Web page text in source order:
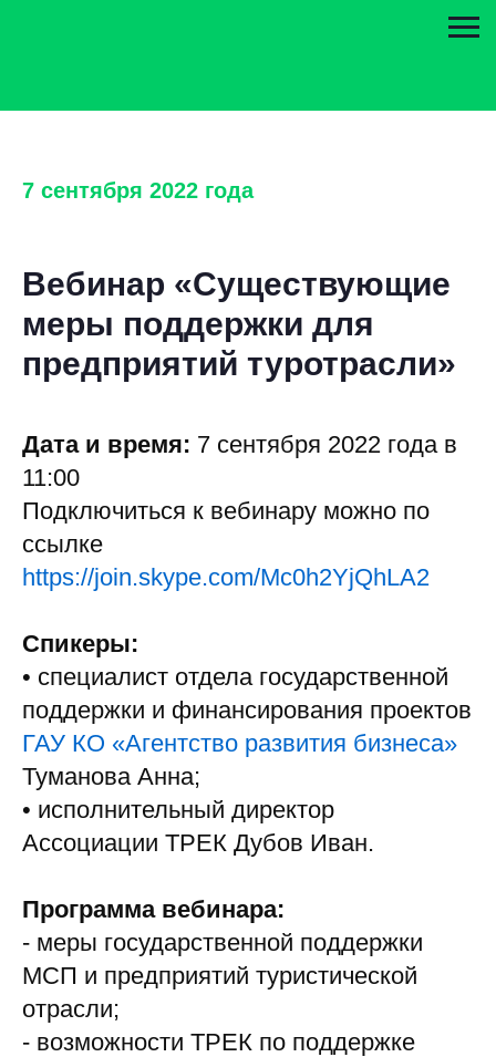
7 сентября 2022 года
Вебинар «Существующие
меры поддержки для
предприятий туротрасли»
Дата и время: 7 сентября 2022 года в
11:00
Подключиться к вебинару можно по
ссылке
https://join.skype.com/Mc0h2YjQhLA2
Спикеры:
• специалист отдела государственной
поддержки и финансирования проектов
ГАУ КО «Агентство развития бизнеса»
Туманова Анна;
• исполнительный директор
Ассоциации ТРЕК Дубов Иван.
Программа вебинара:
- меры государственной поддержки
МСП и предприятий туристической
отрасли;
- возможности ТРЕК по поддержке